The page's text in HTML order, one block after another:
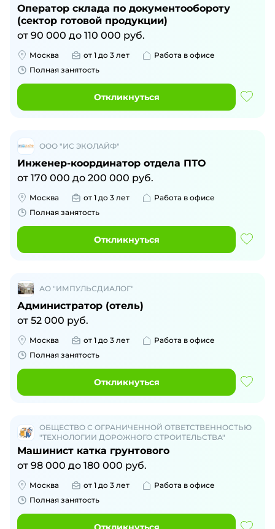
Оператор склада по документообороту
(сектор готовой продукции)
от 90 000 до 110 000 руб.
Москва от 1 до 3 лет
Работа в офисе
Полная занятость
Откликнуться
ООО "ИС ЭКОЛАЙФ"
Инженер-координатор отдела ПТО
от 170 000 до 200 000 руб.
Москва от 1 до 3 лет
Работа в офисе
Полная занятость
Откликнуться
АО "ИМПУЛЬСДИАЛОГ"
Администратор (отель)
от 52 000 руб.
Москва от 1 до 3 лет
Работа в офисе
Полная занятость
Откликнуться
ОБЩЕСТВО С ОГРАНИЧЕННОЙ ОТВЕТСТВЕННОСТЬЮ
"ТЕХНОЛОГИИ ДОРОЖНОГО СТРОИТЕЛЬСТВА"
Машинист катка грунтового
от 98 000 до 180 000 руб.
Москва от 1 до 3 лет
Работа в офисе
Полная занятость